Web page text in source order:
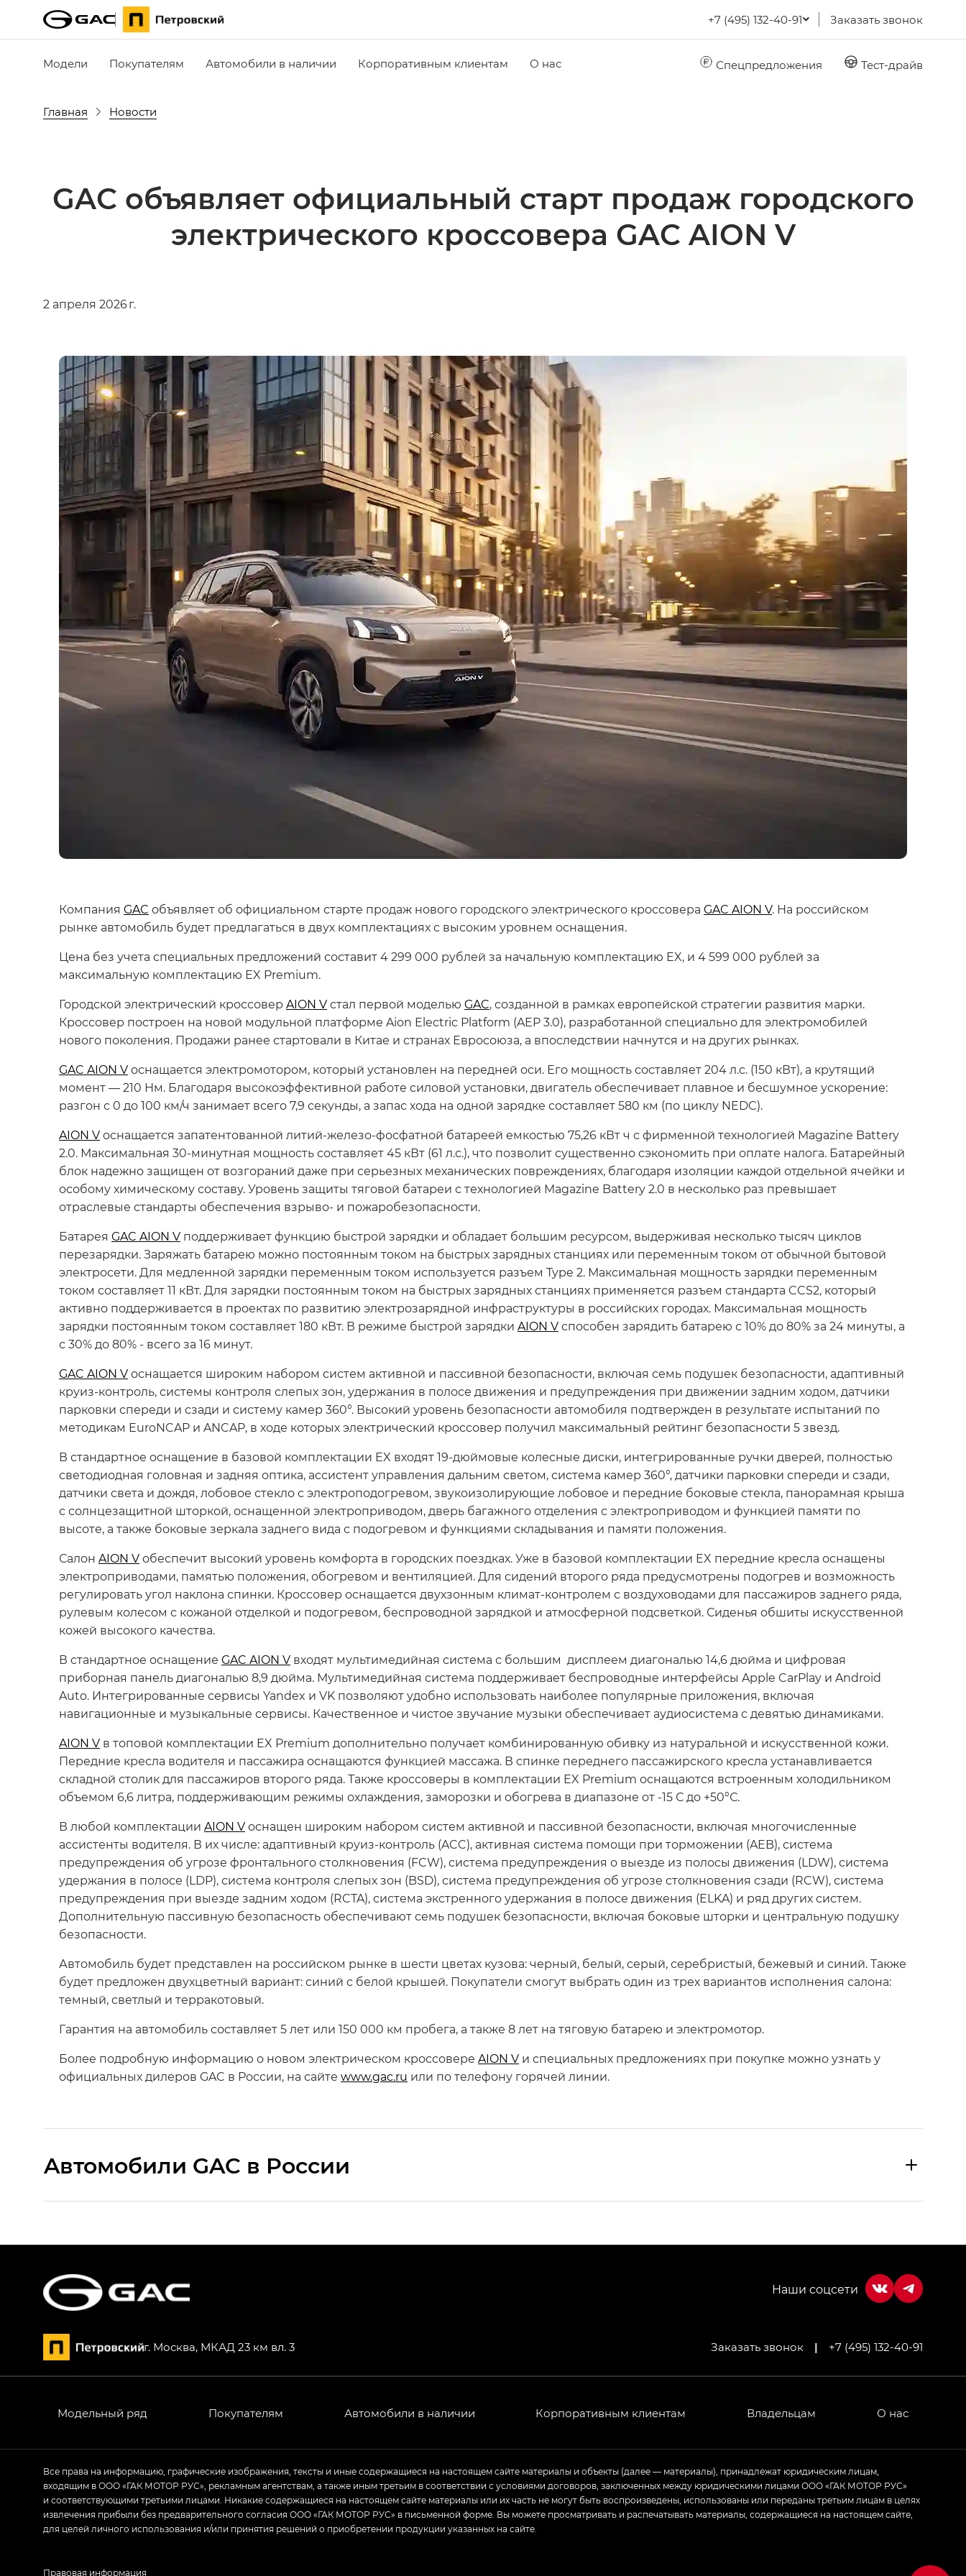
+7 (495) 132-40-91 Заказать звонок
Модели Покупателям Автомобили в наличии Корпоративным клиентам О нас Спецпредложения Тест-драйв
Главная Новости
GAC объявляет официальный старт продаж городского
электрического кроссовера GAC AION V
2 апреля 2026 г.
Компания GAC объявляет об официальном старте продаж нового городского электрического кроссовера GAC AION V. На российском
рынке автомобиль будет предлагаться в двух комплектациях с высоким уровнем оснащения.
Цена без учета специальных предложений составит 4 299 000 рублей за начальную комплектацию EX, и 4 599 000 рублей за
максимальную комплектацию EX Premium.
Городской электрический кроссовер AION Vстал первой моделью GAC, созданной в рамках европейской стратегии развития марки.
Кроссовер построен на новой модульной платформе Aion Electric Platform (AEP 3.0), разработанной специально для электромобилей
нового поколения. Продажи ранее стартовали в Китае и странах Евросоюза, а впоследствии начнутся и на других рынках.
GAC AION Vоснащается электромотором, который установлен на передней оси. Его мощность составляет 204 л.с. (150 кВт), а крутящий
момент — 210 Нм. Благодаря высокоэффективной работе силовой установки, двигатель обеспечивает плавное и бесшумное ускорение:
разгон с 0 до 100 км/ч занимает всего 7,9 секунды, а запас хода на одной зарядке составляет 580 км (по циклу NEDC).
AION Vоснащается запатентованной литий-железо-фосфатной батареей емкостью 75,26 кВт ч с фирменной технологией Magazine Battery
2.0. Максимальная 30-минутная мощность составляет 45 кВт (61 л.с.), что позволит существенно сэкономить при оплате налога. Батарейный
блок надежно защищен от возгораний даже при серьезных механических повреждениях, благодаря изоляции каждой отдельной ячейки и
особому химическому составу. Уровень защиты тяговой батареи с технологией Magazine Battery 2.0 в несколько раз превышает
отраслевые стандарты обеспечения взрыво- и пожаробезопасности.
Батарея GAC AION V поддерживает функцию быстрой зарядки и обладает большим ресурсом, выдерживая несколько тысяч циклов
перезарядки. Заряжать батарею можно постоянным током на быстрых зарядных станциях или переменным током от обычной бытовой
электросети. Для медленной зарядки переменным током используется разъем Type 2. Максимальная мощность зарядки переменным
током составляет 11 кВт. Для зарядки постоянным током на быстрых зарядных станциях применяется разъем стандарта CCS2, который
активно поддерживается в проектах по развитию электрозарядной инфраструктуры в российских городах. Максимальная мощность
зарядки постоянным током составляет 180 кВт. В режиме быстрой зарядки AION Vспособен зарядить батарею с 10% до 80% за 24 минуты, а
с 30% до 80% - всего за 16 минут.
GAC AION Vоснащается широким набором систем активной и пассивной безопасности, включая семь подушек безопасности, адаптивный
круиз-контроль, системы контроля слепых зон, удержания в полосе движения и предупреждения при движении задним ходом, датчики
парковки спереди и сзади и систему камер 360°. Высокий уровень безопасности автомобиля подтвержден в результате испытаний по
методикам EuroNCAP и ANCAP, в ходе которых электрический кроссовер получил максимальный рейтинг безопасности 5 звезд.
В стандартное оснащение в базовой комплектации EX входят 19-дюймовые колесные диски, интегрированные ручки дверей, полностью
светодиодная головная и задняя оптика, ассистент управления дальним светом, система камер 360°, датчики парковки спереди и сзади,
датчики света и дождя, лобовое стекло с электроподогревом, звукоизолирующие лобовое и передние боковые стекла, панорамная крыша
с солнцезащитной шторкой, оснащенной электроприводом, дверь багажного отделения с электроприводом и функцией памяти по
высоте, а также боковые зеркала заднего вида с подогревом и функциями складывания и памяти положения.
Салон AION Vобеспечит высокий уровень комфорта в городских поездках. Уже в базовой комплектации EX передние кресла оснащены
электроприводами, памятью положения, обогревом и вентиляцией. Для сидений второго ряда предусмотрены подогрев и возможность
регулировать угол наклона спинки. Кроссовер оснащается двухзонным климат-контролем с воздуховодами для пассажиров заднего ряда,
рулевым колесом с кожаной отделкой и подогревом, беспроводной зарядкой и атмосферной подсветкой. Сиденья обшиты искусственной
кожей высокого качества.
В стандартное оснащение GAC AION V входят мультимедийная система с большим дисплеем диагональю 14,6 дюйма и цифровая
приборная панель диагональю 8,9 дюйма. Мультимедийная система поддерживает беспроводные интерфейсы Apple CarPlay и Android
Auto. Интегрированные сервисы Yandex и VK позволяют удобно использовать наиболее популярные приложения, включая
навигационные и музыкальные сервисы. Качественное и чистое звучание музыки обеспечивает аудиосистема с девятью динамиками.
AION V в топовой комплектации EX Premium дополнительно получает комбинированную обивку из натуральной и искусственной кожи.
Передние кресла водителя и пассажира оснащаются функцией массажа. В спинке переднего пассажирского кресла устанавливается
складной столик для пассажиров второго ряда. Также кроссоверы в комплектации EX Premium оснащаются встроенным холодильником
объемом 6,6 литра, поддерживающим режимы охлаждения, заморозки и обогрева в диапазоне от -15 С до +50°С.
В любой комплектации AION Vоснащен широким набором систем активной и пассивной безопасности, включая многочисленные
ассистенты водителя. В их числе: адаптивный круиз-контроль (ACC), активная система помощи при торможении (AEB), система
предупреждения об угрозе фронтального столкновения (FCW), система предупреждения о выезде из полосы движения (LDW), система
удержания в полосе (LDP), система контроля слепых зон (BSD), система предупреждения об угрозе столкновения сзади (RCW), система
предупреждения при выезде задним ходом (RCTA), система экстренного удержания в полосе движения (ELKA) и ряд других систем.
Дополнительную пассивную безопасность обеспечивают семь подушек безопасности, включая боковые шторки и центральную подушку
безопасности.
Автомобиль будет представлен на российском рынке в шести цветах кузова: черный, белый, серый, серебристый, бежевый и синий. Также
будет предложен двухцветный вариант: синий с белой крышей. Покупатели смогут выбрать один из трех вариантов исполнения салона:
темный, светлый и терракотовый.
Гарантия на автомобиль составляет 5 лет или 150 000 км пробега, а также 8 лет на тяговую батарею и электромотор.
Более подробную информацию о новом электрическом кроссовере AION V и специальных предложениях при покупке можно узнать у
официальных дилеров GAC в России, на сайте www.gac.ru или по телефону горячей линии.
Aвтомобили GAC в России
HYPTEC HT — Хайптек Эйч Ти (HYPTEC HT) в комплектации Экс ПРЕМИУМ — EX PREMIUM
GS8 — Джи Эс 8 (GS8) в комплектациях Джи Эс 8 ТРЭВЕЛЛЕР — GS8 TRAVELLER, Джи Икс ПРЕМИУМ — GX PREMIUM, Джи Эти — GT, Джи Эль —
GL
GS4 — Джи Эс 4 (GS4) в комплектациях Джи Би Передний привод — GB 2WD, Джи Би Полный привод — GB AWD, Джи Эль Полный привод —
Empow — Эмпау (Empow) в комплектации Джи Эс — GS, Джи Эль с элементы экстерьера в спортивном стиле — GL (S-Style)
г. Москва, МКАД 23 км вл. 3 Заказать звонок | +7 (495) 132-40-91
Модельный ряд Покупателям Автомобили в наличии Корпоративным клиентам Владельцам О нас
Все права на информацию, графические изображения, тексты и иные содержащиеся на настоящем сайте материалы и объекты (далее — материалы), принадлежат юридическим лицам,
входящим в ООО «ГАК МОТОР РУС», рекламным агентствам, а также иным третьим в соответствии с условиями договоров, заключенных между юридическими лицами ООО «ГАК МОТОР РУС»
и соответствующими третьими лицами. Никакие содержащиеся на настоящем сайте материалы или их часть не могут быть воспроизведены, использованы или переданы третьим лицам в целях
извлечения прибыли без предварительного согласия ООО «ГАК МОТОР РУС» в письменной форме. Вы можете просматривать и распечатывать материалы, содержащиеся на настоящем сайте,
для целей личного использования и/или принятия решений о приобретении продукции указанных на сайте.
Правовая информация